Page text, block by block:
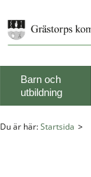
Barn och
utbildning
Du är här:Startsida